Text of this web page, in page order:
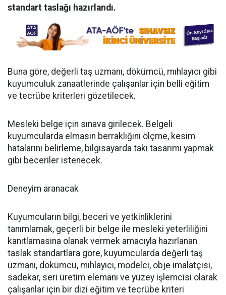
standart taslağı hazırlandı.
Buna göre, değerli taş uzmanı, dökümcü, mıhlayıcı gibi
kuyumculuk zanaatlerinde çalışanlar için belli eğitim
ve tecrübe kriterleri gözetilecek.
Mesleki belge için sınava girilecek. Belgeli
kuyumcularda elmasın berraklığını ölçme, kesim
hatalarını belirleme, bilgisayarda takı tasarımı yapmak
gibi beceriler istenecek.
Deneyim aranacak
Kuyumcuların bilgi, beceri ve yetkinliklerini
tanımlamak, geçerli bir belge ile mesleki yeterliliğini
kanıtlamasına olanak vermek amacıyla hazırlanan
taslak standartlara göre, kuyumcularda değerli taş
uzmanı, dökümcü, mıhlayıcı, modelci, obje imalatçısı,
sadekar, seri üretim elemanı ve yüzey işlemcisi olarak
çalışanlar için bir dizi eğitim ve tecrübe kriteri